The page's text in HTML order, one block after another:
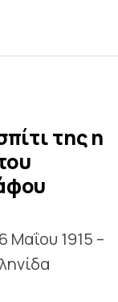
της η
Μαΐου 1915 –